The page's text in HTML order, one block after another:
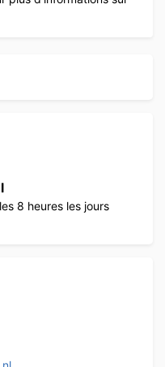
8 heures les jours